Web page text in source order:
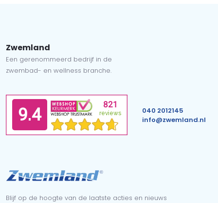
Zwemland
Een gerenommeerd bedrijf in de
zwembad- en wellness branche.
040 2012145
info@zwemland.nl
Blijf op de hoogte van de laatste acties en nieuws